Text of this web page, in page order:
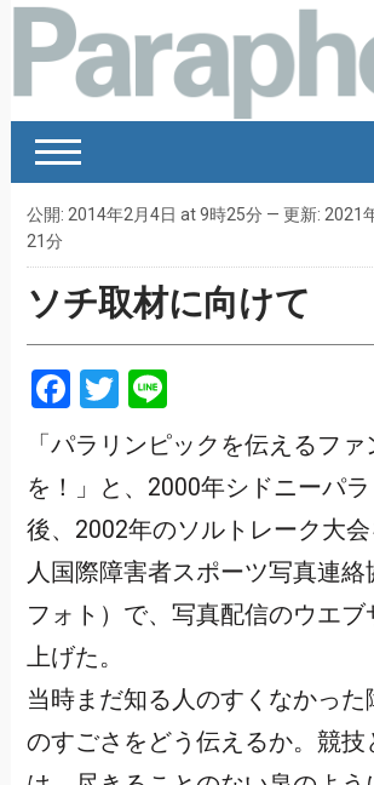
公開: 2014年2月4日 at 9時25分 — 更新: 2021
21分
ソチ取材に向けて
Facebook
Twitter
Line
「パラリンピックを伝えるフ
を！」と、2000年シドニーパ
後、2002年のソルトレーク大
人国際障害者スポーツ写真連絡
フォト）で、写真配信のウエブ
上げた。
当時まだ知る人のすくなかった
のすごさをどう伝えるか。競技